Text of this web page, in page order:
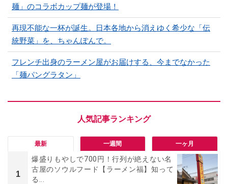
麺」のコラボカップ麺が登場！
再現不能な一杯が誕生。日本各地から消えゆく希少な「伝
統野菜」を、ちゃんぽんで。
フレンチ出身のラーメン屋がお届けする、今までなかった
「麺パングラタン」
最新 一週間 一ヶ月
1
爆盛りもやしで700円！行列が絶えない名
古屋のソウルフード【ラーメン福】知って
る...